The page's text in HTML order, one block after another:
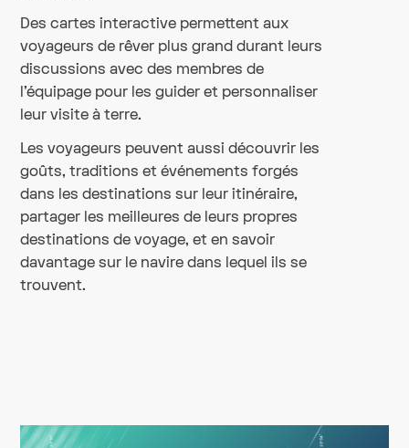
Des cartes interactive permettent aux
voyageurs de rêver plus grand durant leurs
discussions avec des membres de
l'équipage pour les guider et personnaliser
leur visite à terre.
Les voyageurs peuvent aussi découvrir les
goûts, traditions et événements forgés
dans les destinations sur leur itinéraire,
partager les meilleures de leurs propres
destinations de voyage, et en savoir
davantage sur le navire dans lequel ils se
trouvent.